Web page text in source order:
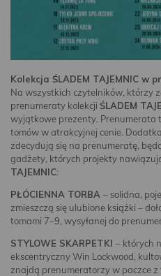
Kolekcja ŚLADEM TAJEMNIC w
Na wszystkich czytelników, którzy
prenumeraty kolekcji ŚLADEM
wyjątkowe prezenty. Prenumerata
tomów w atrakcyjnej cenie.
zdecydują się na prenumeratę,
gadżety, których projekty
TAJEMNIC:
PŁÓCIENNA TORBA – solidna,
zmieszczą się ulubione książki –
tomami 7–9, wysyłanej do
STYLOWE SKARPETKI – których
ekscentryczny Win Lockwood,
znajdą prenumeratorzy w paczce